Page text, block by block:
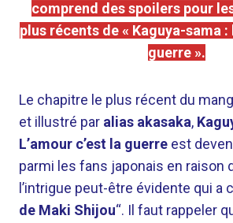
comprend des spoilers pour
plus récents de « Kaguya-sama :
guerre ».
Le chapitre le plus récent du
et illustré par alias akasaka,
L’amour c’est la guerre est
parmi les fans japonais en raison
l’intrigue peut-être évidente qui a
de Maki Shijou“. Il faut rappeler